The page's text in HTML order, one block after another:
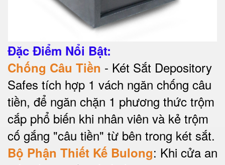
Đặc Điểm Nổi Bật:
Chống Câu Tiền - Két Sắt Depository
Safes tích hợp 1 vách ngăn chống câu
tiền, để ngăn chặn 1 phương thức trộm
cắp phổ biến khi nhân viên và kẻ trộm
cố gắng "câu tiền" từ bên trong két sắt.
Bộ Phận Thiết Kế Bulong: Khi cửa an